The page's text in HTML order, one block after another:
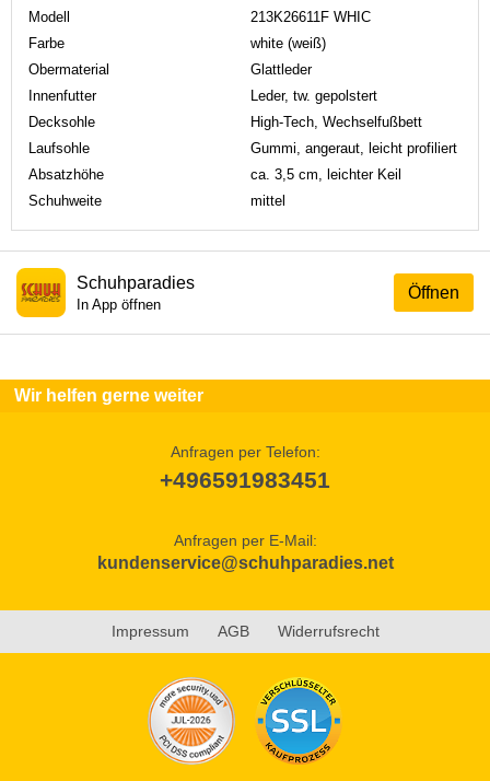
Modell
213K26611F WHIC
Farbe
white (weiß)
Obermaterial
Glattleder
Innenfutter
Leder, tw. gepolstert
Decksohle
High-Tech, Wechselfußbett
Laufsohle
Gummi, angeraut, leicht profiliert
Absatzhöhe
ca. 3,5 cm, leichter Keil
Schuhweite
mittel
Öffnen
Schuhparadies
In App öffnen
Wir helfen gerne weiter
Anfragen per Telefon:
+496591983451
Anfragen per E-Mail:
kundenservice@schuhparadies.net
Impressum AGB Widerrufsrecht